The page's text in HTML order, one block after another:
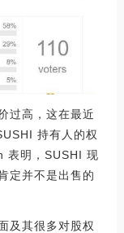
过高，这在最近
持有人的权
表明，SUSHI 现
定并不是出售的
及其很多对股权